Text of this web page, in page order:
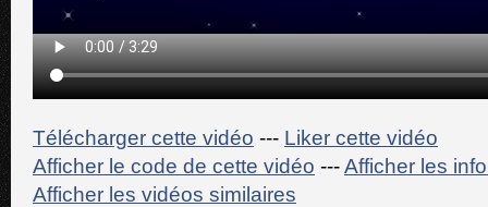
Télécharger cette vidéo --- Liker cette vidéo
Afficher le code de cette vidéo ---Afficher les
Afficher les vidéos similaires